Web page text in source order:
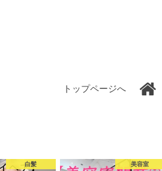
トップページへ
白髪 美容室